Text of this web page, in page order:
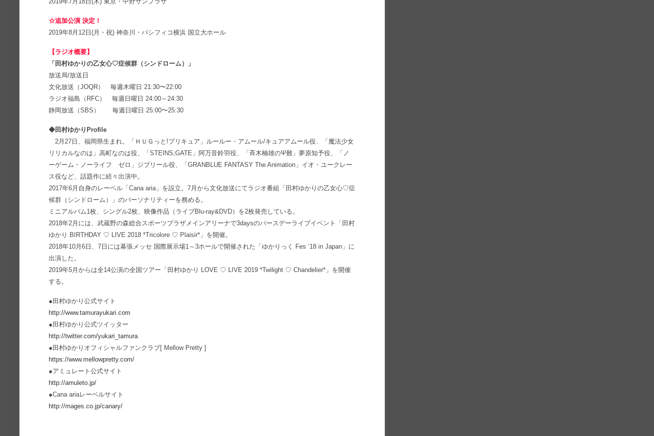
☆追加公演 決定！
2019年8月12日(月・祝) 神奈川・パシフィコ横浜 国立大ホール
【ラジオ概要】
「⽥村ゆかりの⼄⼥⼼♡症候群（シンドローム）」
放送局/放送日
⽂化放送（JOQR） 毎週⽊曜⽇ 21:30〜22:00
ラジオ福島（RFC） 毎週日曜日 24:00～24:30
静岡放送（SBS） 毎週日曜日 25:00〜25:30
◆田村ゆかりProfile
2月27日、福岡県生まれ。「ＨＵＧっと!プリキュア」ルールー・アムール/キュアアムール役、「魔法少女
リリカルなのは」高町なのは役、「STEINS;GATE」阿万音鈴羽役、「斉木楠雄のΨ難」夢原知予役、「ノ
ーゲーム・ノーライフ ゼロ」ジブリール役、「GRANBLUE FANTASY The Animation」イオ・ユークレー
ス役など、話題作に続々出演中。
2017年6月自身のレーベル「Cana aria」を設立。7月から文化放送にてラジオ番組「田村ゆかりの乙女心♡症
候群（シンドローム）」のパーソナリティーを務める。
ミニアルバム1枚、シングル2枚、映像作品（ライブBlu-ray&DVD）を2枚発売している。
2018年2月には、武蔵野の森総合スポーツプラザメインアリーナで3daysのバースデーライブイベント「田村
ゆかり BIRTHDAY ♡ LIVE 2018 *Tricolore ♡ Plaisir*」を開催。
2018年10月6日、7日には幕張メッセ 国際展示場1～3ホールで開催された「ゆかりっく Fes ’18 in Japan」に
出演した。
2019年5月からは全14公演の全国ツアー「田村ゆかり LOVE ♡ LIVE 2019 *Twilight ♡ Chandelier*」を開催
する。
●⽥村ゆかり公式サイト
http://www.tamurayukari.com
●⽥村ゆかり公式ツイッター
http://twitter.com/yukari_tamura
●⽥村ゆかりオフィシャルファンクラブ[ Mellow Pretty ]
https://www.mellowpretty.com/
●アミュレート公式サイト
http://amuleto.jp/
●Cana ariaレーベルサイト
http://mages.co.jp/canary/